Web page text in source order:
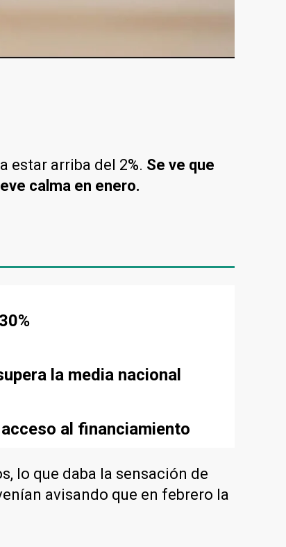
estar arriba del 2%. Se ve que
calma en enero.
la media nacional
al financiamiento
lo que daba la sensación de
avisando que en febrero la